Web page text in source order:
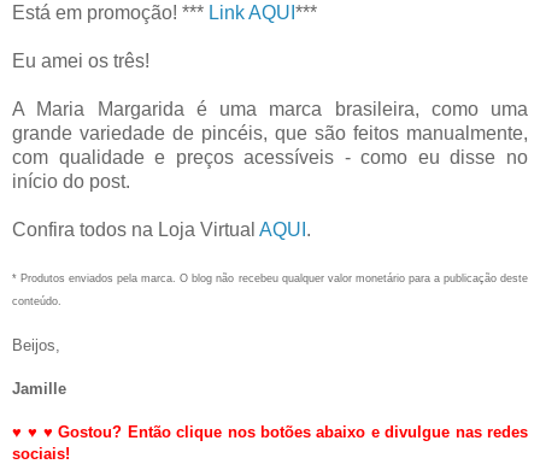
Está em promoção! *** Link AQUI ***
Eu amei os três!
A Maria Margarida é uma marca brasileira, como uma
grande variedade de pincéis, que são feitos manualmente,
com qualidade e preços acessíveis - como eu disse no
início do post.
Confira todos na Loja Virtual AQUI .
* Produtos enviados pela marca. O blog não recebeu qualquer valor monetário para a publicação deste
conteúdo.
Beijos,
Jamille
♥ ♥ ♥Gostou? Então clique nos botões abaixo e divulgue nas redes
sociais!